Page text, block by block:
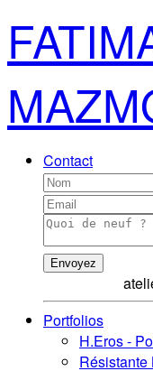
Contact
Envoyez
Portfolios
H.Eros -
Résistante